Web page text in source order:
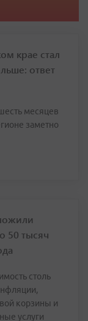
крае стал
ответ
месяцев
заметно
50 тысяч
столь
корзины и
услуги